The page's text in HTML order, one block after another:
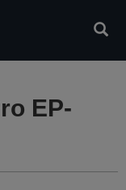
EP-